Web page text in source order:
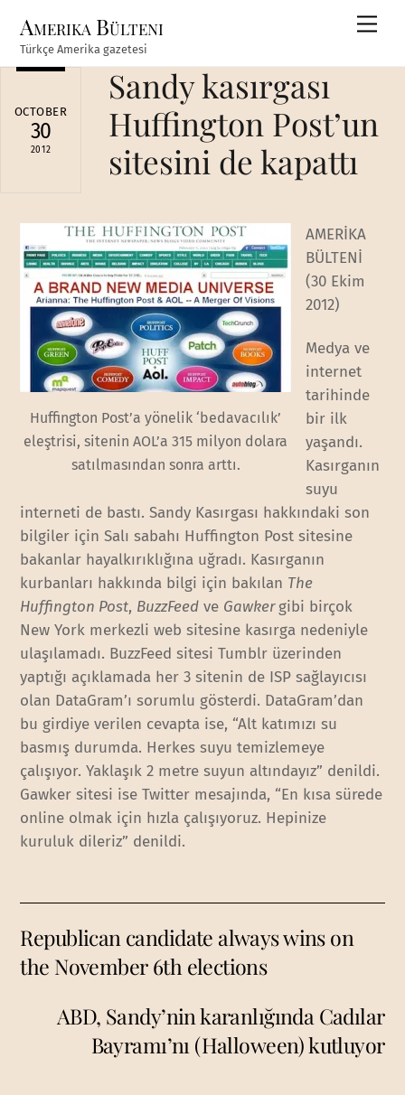
content
Amerika Bülteni
Türkçe Amerika gazetesi
OCTOBER
30
2012
Sandy kasırgası
Huffington Post’un
sitesini de kapattı
Huffington Post’a yönelik ‘bedavacılık’
eleştrisi, sitenin AOL’a 315 milyon dolara
satılmasından sonra arttı.
AMERİKA
BÜLTENİ
(30 Ekim
2012)
Medya ve
internet
tarihinde
bir ilk
yaşandı.
Kasırganın
suyu
interneti de bastı. Sandy Kasırgası hakkındaki son
bilgiler için Salı sabahı Huffington Post sitesine
bakanlar hayalkırıklığına uğradı. Kasırganın
kurbanları hakkında bilgi için bakılan The
Huffington Post, BuzzFeed ve Gawkergibi birçok
New York merkezli web sitesine kasırga nedeniyle
ulaşılamadı. BuzzFeed sitesi Tumblr üzerinden
yaptığı açıklamada her 3 sitenin de ISP sağlayıcısı
olan DataGram’ı sorumlu gösterdi. DataGram’dan
bu girdiye verilen cevapta ise, “Alt katımızı su
basmış durumda. Herkes suyu temizlemeye
çalışıyor. Yaklaşık 2 metre suyun altındayız” denildi.
Gawker sitesi ise Twitter mesajında, “En kısa sürede
online olmak için hızla çalışıyoruz. Hepinize
kuruluk dileriz” denildi.
Republican candidate always wins on
the November 6th elections
ABD, Sandy’nin karanlığında Cadılar
Bayramı’nı (Halloween) kutluyor